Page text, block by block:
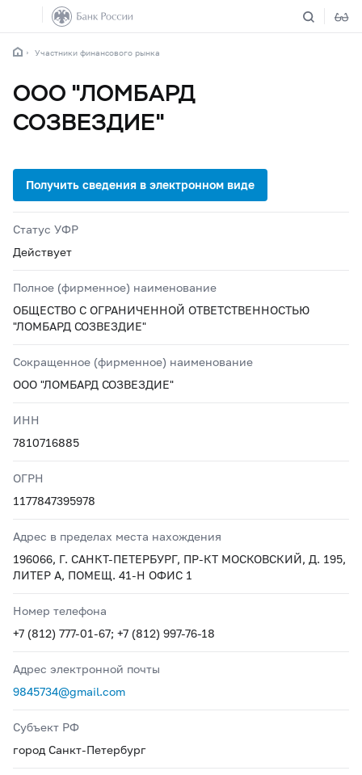
Участники финансового рынка
ООО "ЛОМБАРД
СОЗВЕЗДИЕ"
Статус УФР
Действует
Полное (фирменное) наименование
ОБЩЕСТВО С ОГРАНИЧЕННОЙ ОТВЕТСТВЕННОСТЬЮ
"ЛОМБАРД СОЗВЕЗДИЕ"
Сокращенное (фирменное) наименование
ООО "ЛОМБАРД СОЗВЕЗДИЕ"
ИНН
7810716885
ОГРН
1177847395978
Адрес в пределах места нахождения
196066, Г. САНКТ-ПЕТЕРБУРГ, ПР-КТ МОСКОВСКИЙ, Д. 195,
ЛИТЕР А, ПОМЕЩ. 41-Н ОФИС 1
Номер телефона
+7 (812) 777-01-67; +7 (812) 997-76-18
Адрес электронной почты
9845734@gmail.com
Субъект РФ
город Санкт-Петербург